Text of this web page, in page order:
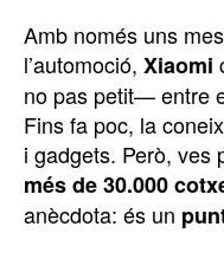
Amb només uns
l’automoció, Xiaomi
no pas petit— entre
Fins fa poc, la
i gadgets. Però, ves
més de 30.000
anècdota: és un